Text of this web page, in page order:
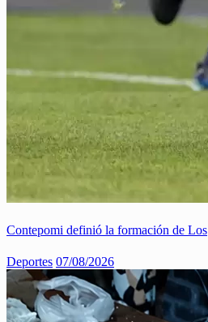
Contepomi definió la formación de Los
Deportes 07/08/2026